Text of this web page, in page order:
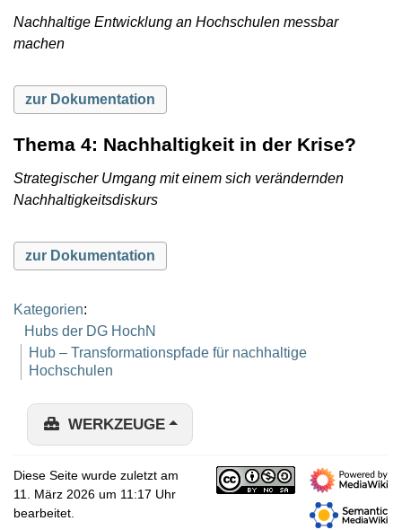
Nachhaltige Entwicklung an Hochschulen messbar
machen
zur Dokumentation
Thema 4: Nachhaltigkeit in der Krise?
Strategischer Umgang mit einem sich verändernden
Nachhaltigkeitsdiskurs
zur Dokumentation
Kategorien:
Hubs der DG HochN
Hub – Transformationspfade für nachhaltige
Hochschulen
WERKZEUGE
Diese Seite wurde zuletzt am
11. März 2026 um 11:17 Uhr
bearbeitet.